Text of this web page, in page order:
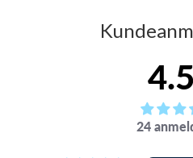
vandmodstanden og giver
udsyn samt gør dem
24